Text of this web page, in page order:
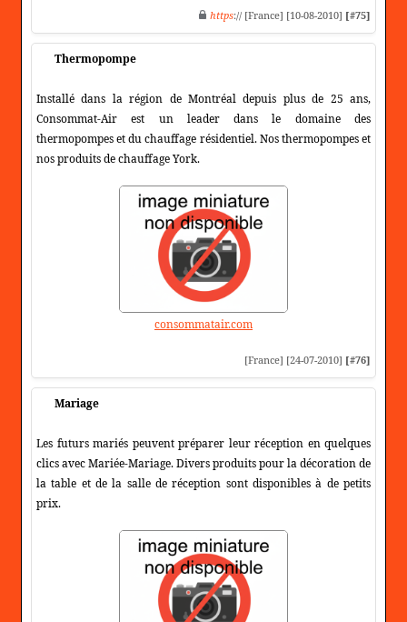
https:// [France] [10-08-2010] [#75]
Thermopompe
Installé dans la région de Montréal depuis plus de 25 ans,
Consommat-Air est un leader dans le domaine des
thermopompes et du chauffage résidentiel. Nos thermopompes et
nos produits de chauffage York.
consommatair.com
[France] [24-07-2010] [#76]
Mariage
Les futurs mariés peuvent préparer leur réception en quelques
clics avec Mariée-Mariage. Divers produits pour la décoration de
la table et de la salle de réception sont disponibles à de petits
prix.